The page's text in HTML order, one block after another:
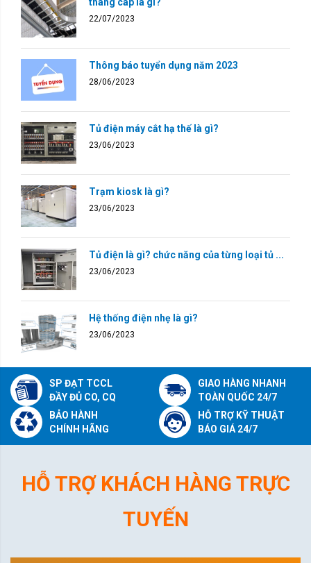
22/07/2023
Thông báo tuyển dụng năm 2023
28/06/2023
Tủ điện máy cắt hạ thế là gì?
23/06/2023
Trạm kiosk là gì?
23/06/2023
Tủ điện là gì? chức năng của từng loại tủ ...
23/06/2023
Hệ thống điện nhẹ là gì?
23/06/2023
SP ĐẠT TCCL
ĐẦY ĐỦ CO, CQ
GIAO HÀNG NHANH
TOÀN QUỐC 24/7
BẢO HÀNH
CHÍNH HÃNG
HỖ TRỢ KỸ THUẬT
BÁO GIÁ 24/7
HỖ TRỢ KHÁCH HÀNG TRỰC
TUYẾN